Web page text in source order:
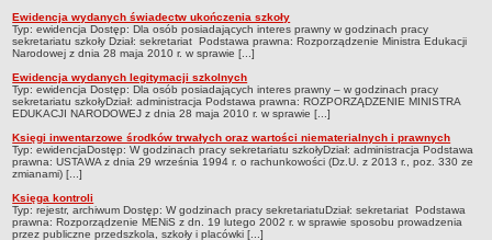
Godziny dyżurów
Ogłoszenie
Kontrole
Rejestry, ewidencje, archiwa
Sprawozdania
Deklaracja dostępności
PORADNIE PSYCHOLOGICZNO-PEDAGOGICZNE
Zespół Poradni
Ewidencja wydanych świadectw ukończenia szkoły
Typ: ewidencja Dostęp: Dla osób posiadających interes prawny w godzinach pracy
sekretariatu szkoły Dział: sekretariat Podstawa prawna: Rozporządzenie Ministra Edukacji
Narodowej z dnia 28 maja 2010 r. w sprawie [...]
Ewidencja wydanych legitymacji szkolnych
Typ: ewidencja Dostęp: Dla osób posiadających interes prawny – w godzinach pracy
sekretariatu szkołyDział: administracja Podstawa prawna: ROZPORZĄDZENIE MINISTRA
EDUKACJI NARODOWEJ z dnia 28 maja 2010 r. w sprawie [...]
Księgi inwentarzowe środków trwałych oraz wartości niematerialnych i prawnych
Typ: ewidencjaDostęp: W godzinach pracy sekretariatu szkołyDział: administracja Podstawa
prawna: USTAWA z dnia 29 września 1994 r. o rachunkowości (Dz.U. z 2013 r., poz. 330 ze
zmianami) [...]
Księga kontroli
Typ: rejestr, archiwum Dostęp: W godzinach pracy sekretariatuDział: sekretariat Podstawa
prawna: Rozporządzenie MENiS z dn. 19 lutego 2002 r. w sprawie sposobu prowadzenia
przez publiczne przedszkola, szkoły i placówki [...]